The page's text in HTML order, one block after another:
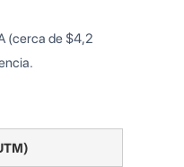
(cerca de $4,2